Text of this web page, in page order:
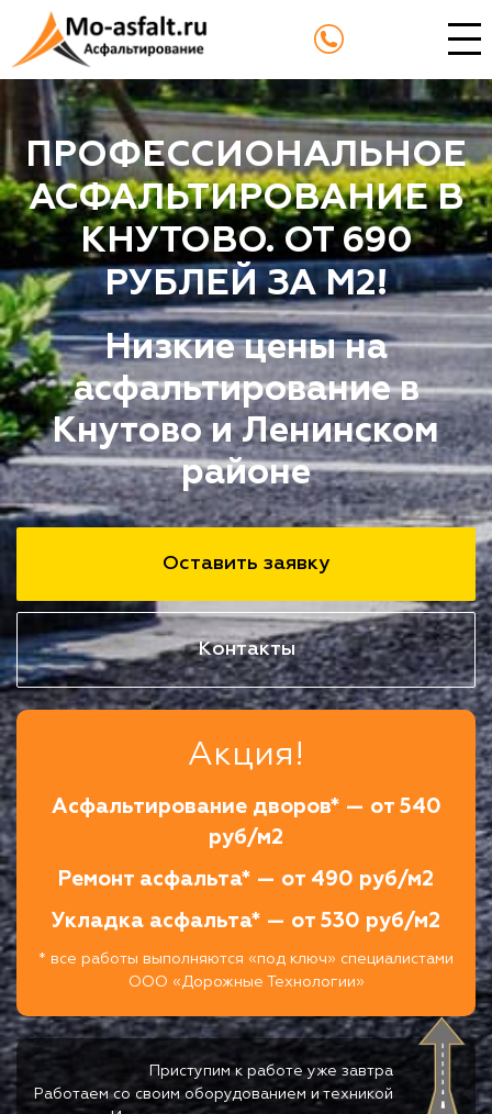
ПРОФЕССИОНАЛЬНОЕ
АСФАЛЬТИРОВАНИЕ В
КНУТОВО. ОТ 690
РУБЛЕЙ ЗА М2!
Низкие цены на
асфальтирование в
Кнутово и Ленинском
районе
Оставить заявку
Контакты
Акция!
Асфальтирование дворов* — от 540
руб/м2
Ремонт асфальта* — от 490 руб/м2
Укладка асфальта* — от 530 руб/м2
* все работы выполняются «под ключ» специалистами
ООО «Дорожные Технологии»
Приступим к работе уже завтра
Работаем со своим оборудованием и техникой